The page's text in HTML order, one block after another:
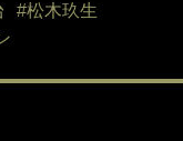
#松木玖生